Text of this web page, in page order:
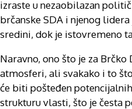
izraste u nezaobilazan
brčanske SDA i njenog
sredini, dok je istovremeno
Naravno, ono što je za
atmosferi, ali svakako i to
će biti pošteđen
strukturu vlasti, što je česta